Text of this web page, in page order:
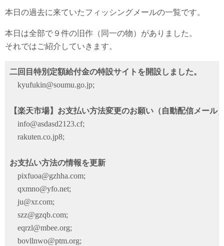
本日の過去に来ていたフィッシングメールの一覧です。
本日は全部で９件の旧作（同一の物）がありました。
それではご紹介していきます。
二回目特別定額給付金の特設サイトを開設しました。
kyufukin@soumu.go.jp;
【楽天市場】お支払い方法変更のお願い（自動配信メール
info@asdasd2123.cf;
rakuten.co.jp8;
お支払い方法の情報を更新
pixfuoa@gzhha.com;
qxmno@yfo.net;
ju@xr.com;
szz@gzqb.com;
eqrzl@mbee.org;
bovllnwo@ptm.org;